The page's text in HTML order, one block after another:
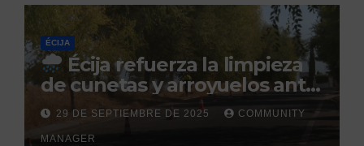
ÉCIJA
Écija refuerza la limpieza
de cunetas y arroyuelos ante
la llegada de las lluvias
otoñales
29 DE SEPTIEMBRE DE 2025 COMMUNITY
MANAGER